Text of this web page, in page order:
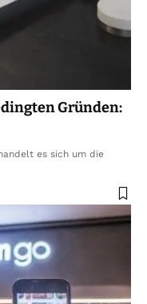
Gründen:
es sich um die